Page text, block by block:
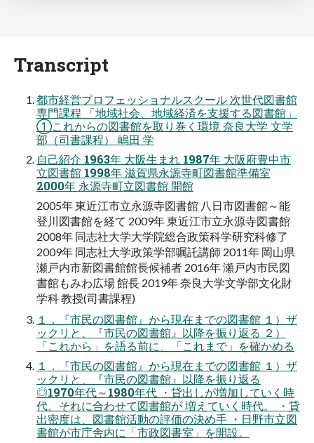
Transcript
都市経営プロフェッショナルスクール 次世代図書館
専門課程 「地域社会、地域経済を支援する図書館」
①これからの図書館を取り巻く環境 奈良大学 文学
部（司書課程） 嶋田 学
自己紹介 1963年 大阪生まれ 1987年 大阪府豊中市
立図書館 1998年 滋賀県永源寺町図書館準備室
2000年 永源寺町立図書館 開館
2005年 東近江市立永源寺図書館 八日市図書館～能
登川図書館を経て 2009年 東近江市立永源寺図書館
2008年 同志社大学大学院総合政策科学研究科修了
2009年 同志社大学政策学部嘱託講師 2011年 岡山県
瀬戸内市新図書館館長候補者 2016年 瀬戸内市民図
書館もみわ広場 館長 2019年 奈良大学文学部文化財
学科 教授(司書課程)
１．『市民の図書館』から現在までの図書館 １）ザ
ックリと、『市民の図書館』以降を振り返る ２）
「これから」を語る前に、「これまで」を確かめる
１．『市民の図書館』から現在までの図書館 １）ザ
ックリと、『市民の図書館』以降を振り返る
◎1970年代～1980年代 ・貸出しが増加していく時
代。それに合わせて図書館が 増えていく時代。 ・貸
出密度は、図書館活動の評価の決め手 ・日野市立図
書館が市庁舎内に「市政図書室」を開設。